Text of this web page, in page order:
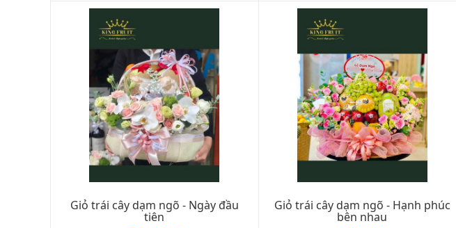
Giỏ trái cây dạm ngõ - Ngày đầu
tiên
Giỏ trái cây dạm ngõ - Hạnh phúc
bên nhau